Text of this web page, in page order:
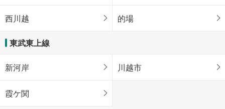
西川越 的場
東武東上線
新河岸 川越市
霞ケ関